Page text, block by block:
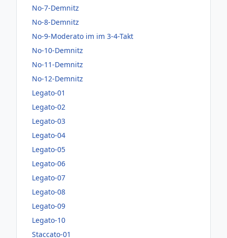
No-7-Demnitz
No-8-Demnitz
No-9-Moderato im im 3-4-Takt
No-10-Demnitz
No-11-Demnitz
No-12-Demnitz
Legato-01
Legato-02
Legato-03
Legato-04
Legato-05
Legato-06
Legato-07
Legato-08
Legato-09
Legato-10
Staccato-01